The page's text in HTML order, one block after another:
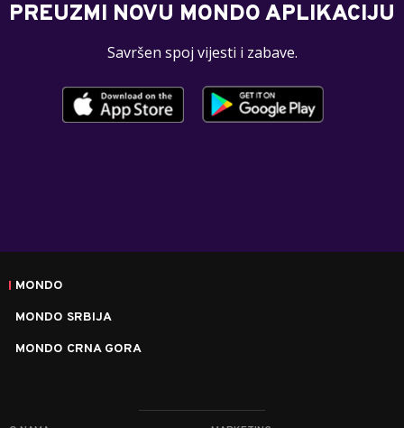
PREUZMI NOVU MONDO APLIKACIJU
Savršen spoj vijesti i zabave.
MONDO
MONDO SRBIJA
MONDO CRNA GORA